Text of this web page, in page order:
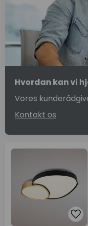
Hvordan kan vi
Vores
Kontakt os